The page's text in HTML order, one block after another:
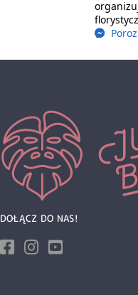
DOŁĄCZ DO NAS!